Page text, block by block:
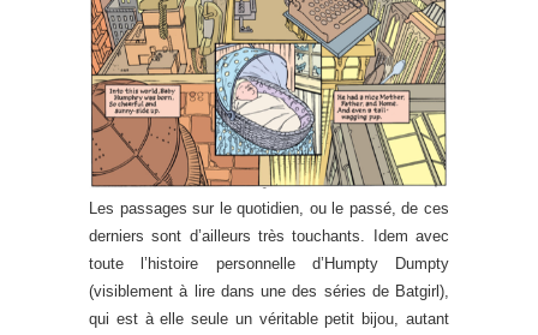
Les passages sur le quotidien, ou le passé, de ces
derniers sont d’ailleurs très touchants. Idem avec
toute l’histoire personnelle d’Humpty Dumpty
(visiblement à lire dans une des séries de Batgirl),
qui est à elle seule un véritable petit bijou, autant